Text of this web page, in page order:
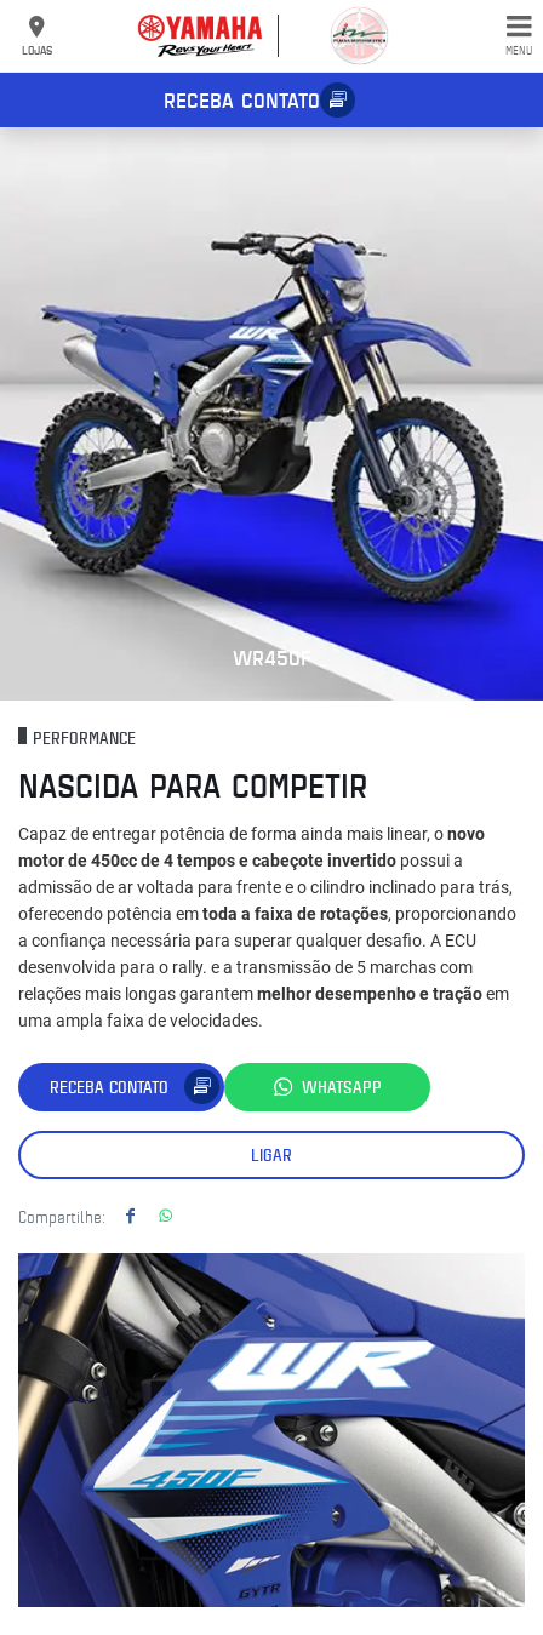
LOJAS MENU
RECEBA CONTATO
WR450F
PERFORMANCE
NASCIDA PARA COMPETIR
Capaz de entregar potência de forma ainda mais linear, onovo
motor de 450cc de 4 tempos e cabeçote invertido possui a
admissão de ar voltada para frente e o cilindro inclinado para trás,
oferecendo potência emtoda a faixa de rotações, proporcionando
a confiança necessária para superar qualquer desafio. A ECU
desenvolvida para o rally. e a transmissão de 5 marchas com
relações mais longas garantemmelhor desempenho e traçãoem
uma ampla faixa de velocidades.
RECEBA CONTATO WHATSAPP
LIGAR
Compartilhe: